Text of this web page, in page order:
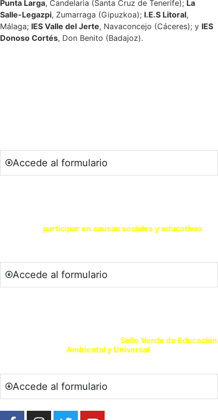
Punta Larga, Candelaria (Santa Cruz de Tenerife); La
Salle-Legazpi, Zumarraga (Gipuzkoa); I.E.S Litoral,
Málaga; IES Valle del Jerte, Navaconcejo (Cáceres); y IES
Donoso Cortés, Don Benito (Badajoz).
Accede al formulario
participar en causas sociales y educativas,
Accede al formulario
Sello Verde de Educación
Ambiental y Universal
Accede al formulario